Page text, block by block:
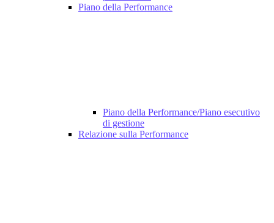
Piano della Performance
Piano della Performance/Piano esecutivo
di gestione
Relazione sulla Performance